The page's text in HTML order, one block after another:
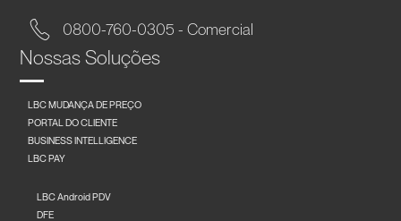
0800-760-0305 - Comercial
Nossas Soluções
LBC MUDANÇA DE PREÇO
PORTAL DO CLIENTE
BUSINESS INTELLIGENCE
LBC PAY
LBC Android PDV
DFE